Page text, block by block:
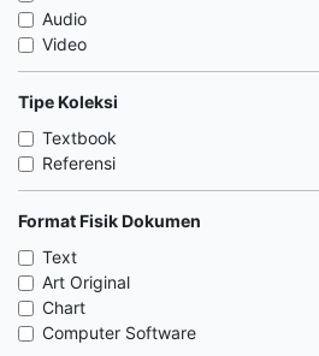
Audio
Video
Tipe Koleksi
Textbook
Referensi
Format Fisik Dokumen
Text
Art Original
Chart
Computer Software